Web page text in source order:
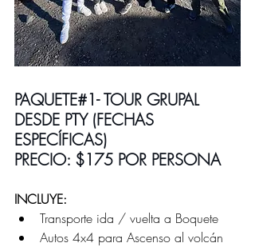
PAQUETE#1- TOUR GRUPAL
DESDE PTY (FECHAS
ESPECÍFICAS)
PRECIO: $175 POR PERSONA
INCLUYE:
Transporte ida / vuelta a Boquete
Autos 4x4 para Ascenso al volcán